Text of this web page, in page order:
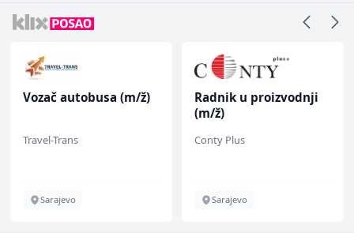
Vozač autobusa (m/ž)
Travel-Trans
Sarajevo
Radnik u proizvodnji
(m/ž)
Conty Plus
Sarajevo